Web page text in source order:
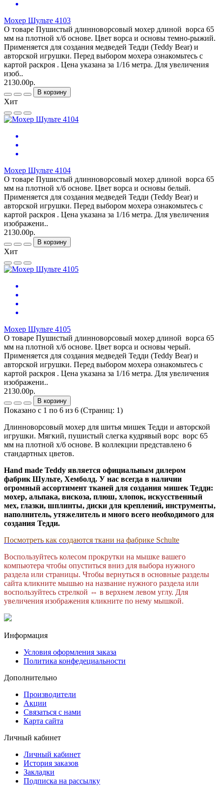
Мохер Шульте 4103
О товаре Пушистый длинноворсовый мохер длиной ворса 65
мм на плотной х/б основе. Цвет ворса и основы темно-рыжий.
Применяется для создания медведей Тедди (Teddy Bear) и
авторской игрушки. Перед выбором мохера ознакомьтесь с
картой раскроя . Цена указана за 1/16 метра. Для увеличения
изоб..
2130.00р.
В корзину
Хит
Мохер Шульте 4104
О товаре Пушистый длинноворсовый мохер длиной ворса 65
мм на плотной х/б основе. Цвет ворса и основы белый.
Применяется для создания медведей Тедди (Teddy Bear) и
авторской игрушки. Перед выбором мохера ознакомьтесь с
картой раскроя . Цена указана за 1/16 метра. Для увеличения
изображени..
2130.00р.
В корзину
Хит
Мохер Шульте 4105
О товаре Пушистый длинноворсовый мохер длиной ворса 65
мм на плотной х/б основе. Цвет ворса и основы черый.
Применяется для создания медведей Тедди (Teddy Bear) и
авторской игрушки. Перед выбором мохера ознакомьтесь с
картой раскроя . Цена указана за 1/16 метра. Для увеличения
изображени..
2130.00р.
В корзину
Показано с 1 по 6 из 6 (Страниц: 1)
Длинноворсовый мохер для шитья мишек Тедди и авторской
игрушки. Мягкий, пушистый слегка кудрявый ворс ворс 65
мм на плотной х/б основе. В коллекции представлено 6
стандартных цветов.
Hand made Teddy является официальным дилером
фабрик Шульте, Хемболд. У нас всегда в наличии
огромный ассортимент тканей для создания мишек Тедди:
мохер, альпака, вискоза, плюш, хлопок, искусственный
мех, глазки, шплинты, диски для креплений, инструменты,
наполнитель, утяжелитель и много всего необходимого для
создания Тедди.
Посмотреть как создаются ткани на фабрике Schulte
Воспользуйтесь колесом прокрутки на мышке вашего
компьютера чтобы опуститься вниз для выбора нужного
раздела или страницы. Чтобы вернуться в основные разделы
сайта кликните мышью на название нужного раздела или
воспользуйтесь стрелкой ⇔ в верхнем левом углу. Для
увеличения изображения кликните по нему мышкой.
Информация
Условия оформления заказа
Политика конфедециальности
Дополнительно
Производители
Акции
Связаться с нами
Карта сайта
Личный кабинет
Личный кабинет
История заказов
Закладки
Подписка на рассылку